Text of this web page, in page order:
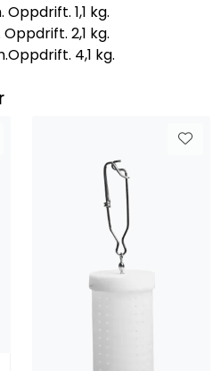
Oppdrift. 1,1 kg.
Oppdrift. 2,1 kg.
4,1 kg.